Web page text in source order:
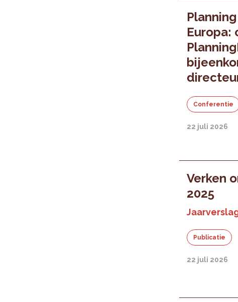
Europa:
Conferentie
22 juli 2026
Verken
2025
Publicatie
22 juli 2026